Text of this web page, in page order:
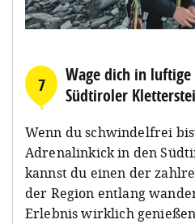
7
Wage dich in
Südtiroler
Wenn du schwindelfrei
Adrenalinkick in den
kannst du einen der
der Region entlang
Erlebnis wirklich